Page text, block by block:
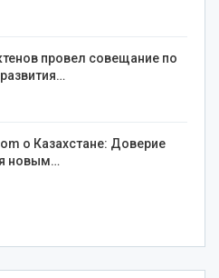
провел совещание по
о Казахстане: Доверие
новым…